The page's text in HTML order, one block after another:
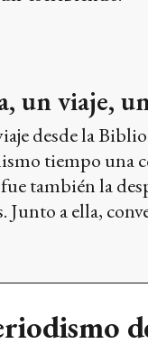
un viaje,
desde la
tiempo
también la
a ella,